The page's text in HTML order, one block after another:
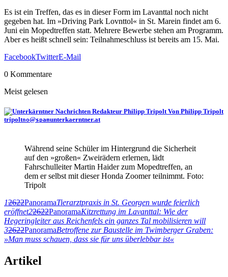
Es ist ein Treffen, das es in dieser Form im Lavanttal noch nicht
gegeben hat. Im »Driving Park Lovnttol« in St. Marein findet am 6.
Juni ein Mopedtreffen statt. Mehrere Bewerbe stehen am Programm.
Aber es heißt schnell sein: Teilnahmeschluss ist bereits am 15. Mai.
FacebookTwitterE-Mail
0 Kommentare
Meist gelesen
Von Philipp Tripolt
tripoltno@spamunterkaerntner.at
Während seine Schüler im Hintergrund die Sicherheit
auf den »großen« Zweirädern erlernen, lädt
Fahrschulleiter Martin Haider zum Mopedtreffen, an
dem er selbst mit dieser Honda Zoomer teilnimmt. Foto:
Tripolt
12622PanoramaTierarztpraxis in St. Georgen wurde feierlich
eröffnet22622PanoramaKitzrettung im Lavanttal: Wie der
Hegeringleiter aus Reichenfels ein ganzes Tal mobilisieren will
32622PanoramaBetroffene zur Baustelle im Twimberger Graben:
»Man muss schauen, dass sie für uns überlebbar ist«
Artikel